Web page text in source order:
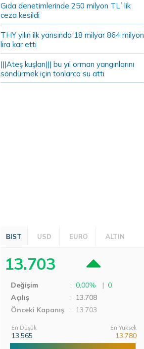
Gıda denetimlerinde 250 milyon TL`lik
ceza kesildi
THY yılın ilk yarısında 18 milyar 864 milyon
lira kar etti
|||Ateş kuşları||| bu yıl orman yangınlarını
söndürmek için tonlarca su attı
BIST USD EURO ALTIN
13.703
Değişim : 0,00% | 0
Açılış
: 13.708
Önceki Kapanış
: 13.703
En Düşük
13.565
En Yüksek
13.780